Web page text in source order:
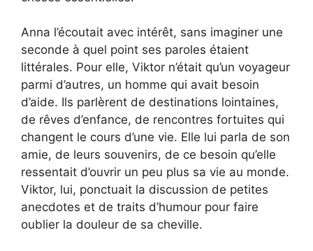
Anna l’écoutait avec intérêt, sans imaginer une
seconde à quel point ses paroles étaient
littérales. Pour elle, Viktor n’était qu’un voyageur
parmi d’autres, un homme qui avait besoin
d’aide. Ils parlèrent de destinations lointaines,
de rêves d’enfance, de rencontres fortuites qui
changent le cours d’une vie. Elle lui parla de son
amie, de leurs souvenirs, de ce besoin qu’elle
ressentait d’ouvrir un peu plus sa vie au monde.
Viktor, lui, ponctuait la discussion de petites
anecdotes et de traits d’humour pour faire
oublier la douleur de sa cheville.